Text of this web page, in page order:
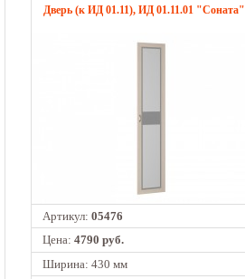
Дверь (к ИД 01.11), ИД 01.11.01 "Соната"
Артикул: 05476
Цена: 4790 руб.
Ширина: 430 мм